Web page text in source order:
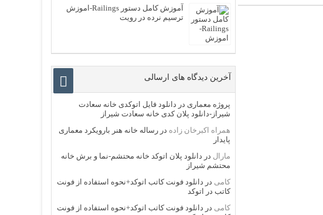
آموزش کامل دستور Railings-اموزش
ترسیم نرده در رویت
آخرین دیدگاه های ارسالی
پروژه معماری در دانلود فایل اتوکدی خانه سعادت
شیراز-دانلود پلان کدی خانه سعادت شیراز
همراه اکبرخان زاده دررساله خانه هنر بارویکرد معماری
پایدار
مارال در دانلود پلان اتوکد خانه محتشم-نما و برش خانه
محتشم شیراز
کامی در دانلود فونت کاتب اتوکد+نحوه استفاده از فونت
کاتب در اتوکد
کامی در دانلود فونت کاتب اتوکد+نحوه استفاده از فونت